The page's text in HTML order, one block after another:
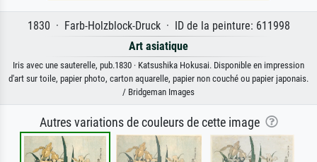
1830 · Farb-Holzblock-Druck · ID de la peinture: 611998
Art asiatique
Iris avec une sauterelle, pub.1830 · Katsushika Hokusai. Disponible en impression
d'art sur toile, papier photo, carton aquarelle, papier non couché ou papier japonais.
/ Bridgeman Images
Autres variations de couleurs de cette image